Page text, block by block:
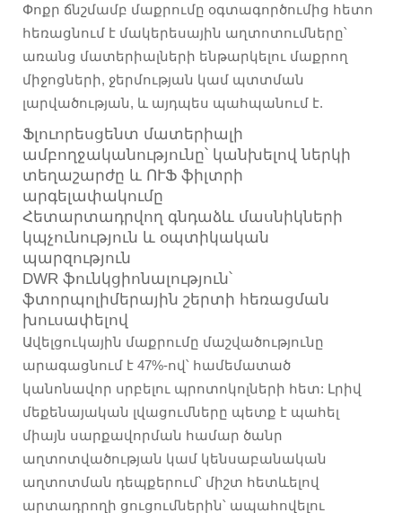
Փոքր ճնշմամբ մաքրումը օգտագործումից հետո
հեռացնում է մակերեսային աղտոտումները՝
առանց մատերիալների ենթարկելու մաքրող
միջոցների, ջերմության կամ պտտման
լարվածության, և այդպես պահպանում է.
Ֆլուորեսցենտ մատերիալի
ամբողջականությունը՝ կանխելով ներկի
տեղաշարժը և ՈՒՖ ֆիլտրի
արգելափակումը
Հետարտադրվող գնդաձև մասնիկների
կպչունություն և օպտիկական
պարզություն
DWR ֆունկցիոնալություն՝
ֆտորպոլիմերային շերտի հեռացման
խուսափելով
Ավելցուկային մաքրումը մաշվածությունը
արագացնում է 47%-ով՝ համեմատած
կանոնավոր սրբելու պրոտոկոլների հետ: Լրիվ
մեքենայական լվացումները պետք է պահել
միայն սարքավորման համար ծանր
աղտոտվածության կամ կենսաբանական
աղտոտման դեպքերում՝ միշտ հետևելով
արտադրողի ցուցումներին՝ ապահովելու